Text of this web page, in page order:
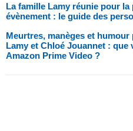
La famille Lamy réunie pour
évènement : le guide des
Meurtres, manèges et
Lamy et Chloé Jouannet :
Amazon Prime Video ?